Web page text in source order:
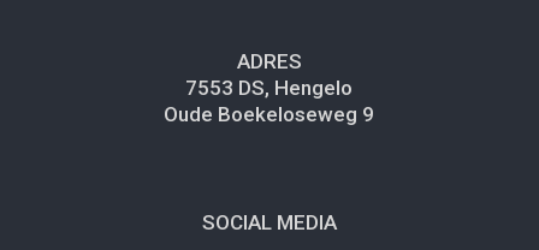
ADRES
7553 DS, Hengelo
Oude Boekeloseweg 9
SOCIAL MEDIA